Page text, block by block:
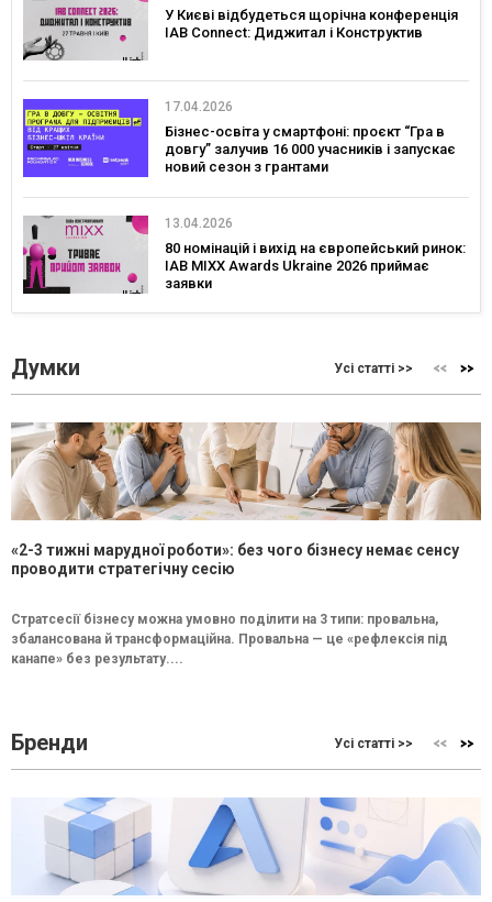
У Києві відбудеться щорічна конференція
IAB Connect: Диджитал і Конструктив
17.04.2026
Бізнес-освіта у смартфоні: проєкт “Гра в
довгу” залучив 16 000 учасників і запускає
новий сезон з грантами
13.04.2026
80 номінацій і вихід на європейський ринок:
IAB MIXX Awards Ukraine 2026 приймає
заявки
Думки Усі статті >>
«2-3 тижні марудної роботи»: без чого бізнесу немає сенсу
проводити стратегічну сесію
Стратсесії бізнесу можна умовно поділити на 3 типи: провальна,
збалансована й трансформаційна. Провальна — це «рефлексія під
канапе» без результату....
Бренди Усі статті >>